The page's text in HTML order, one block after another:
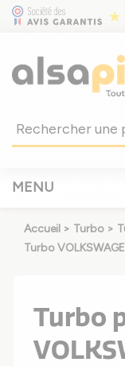
MENU
Accueil > Turbo >
Turbo
Turbo